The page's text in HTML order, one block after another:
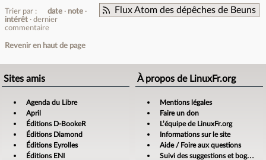
Flux Atom des dépêches de Beuns
Trier par : date
note
intérêt
dernier
commentaire
Revenir en haut de page
Sites amis
Agenda du Libre
April
Éditions D-BookeR
Éditions Diamond
Éditions Eyrolles
Éditions ENI
À propos de LinuxFr.org
Mentions légales
Faire un don
L’équipe de LinuxFr.org
Informations sur le site
Aide / Foire aux questions
Suivi des suggestions et bogues